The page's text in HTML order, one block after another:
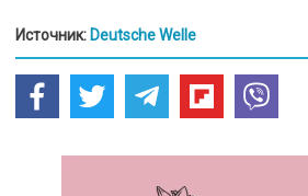
Источник: Deutsche Welle